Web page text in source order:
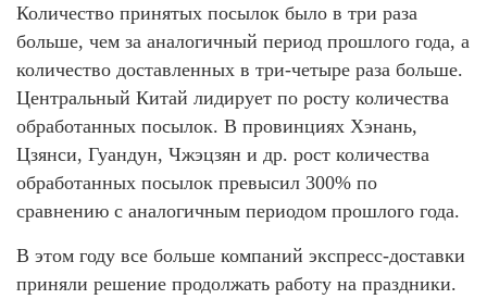
Количество принятых посылок было в три раза
больше, чем за аналогичный период прошлого года, а
количество доставленных в три-четыре раза больше.
Центральный Китай лидирует по росту количества
обработанных посылок. В провинциях Хэнань,
Цзянси, Гуандун, Чжэцзян и др. рост количества
обработанных посылок превысил 300% по
сравнению с аналогичным периодом прошлого года.
В этом году все больше компаний экспресс-доставки
приняли решение продолжать работу на праздники.